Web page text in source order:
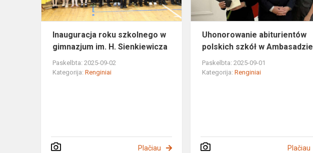
H.
Sienkiewicza
Inauguracja roku szkolnego w
gimnazjum im. H. Sienkiewicza
Paskelbta: 2025-09-02
Kategorija: Renginiai
Plačiau
Uhonorowanie abiturientów
polskich szkół w Ambasadzie
Paskelbta: 2025-09-01
Kategorija:Renginiai
Plačiau